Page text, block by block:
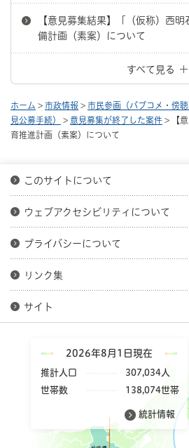
【意見募集結果】「（仮称）西
備計画（素案）について
すべて見る
ホーム > 市政情報 > 市民参画（パブコメ・傍聴
見公募手続）
> 意見募集が終了した案件 > 【
育推進計画（素案）について
このサイトについて
ウェブアクセシビリティについて
プライバシーについて
リンク集
サイト
2026年8月1日現在
推計人口
307,034人
世帯数
138,074世帯
統計情報